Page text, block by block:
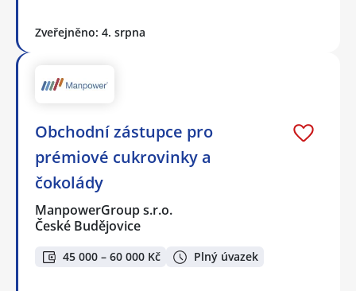
Zveřejněno: 4. srpna
Obchodní zástupce pro
prémiové cukrovinky a
čokolády
ManpowerGroup s.r.o.
České Budějovice
45 000 – 60 000 Kč Plný úvazek